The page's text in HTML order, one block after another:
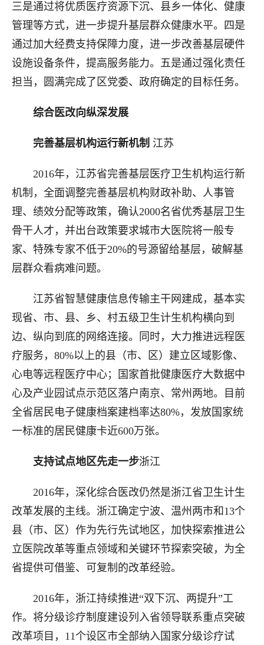
三是通过将优质医疗资源下沉、县乡一体化、健康
管理等方式，进一步提升基层群众健康水平。四是
通过加大经费支持保障力度，进一步改善基层硬件
设施设备条件，提高服务能力。五是通过强化责任
担当，圆满完成了区党委、政府确定的目标任务。
综合医改向纵深发展
完善基层机构运行新机制 江苏
2016年，江苏省完善基层医疗卫生机构运行新
机制，全面调整完善基层机构财政补助、人事管
理、绩效分配等政策，确认2000名省优秀基层卫生
骨干人才，并出台政策要求城市大医院将一般专
家、特殊专家不低于20%的号源留给基层，破解基
层群众看病难问题。
江苏省智慧健康信息传输主干网建成，基本实
现省、市、县、乡、村五级卫生计生机构横向到
边、纵向到底的网络连接。同时，大力推进远程医
疗服务，80%以上的县（市、区）建立区域影像、
心电等远程医疗中心；国家首批健康医疗大数据中
心及产业园试点示范区落户南京、常州两地。目前
全省居民电子健康档案建档率达80%，发放国家统
一标准的居民健康卡近600万张。
支持试点地区先走一步浙江
2016年，深化综合医改仍然是浙江省卫生计生
改革发展的主线。浙江确定宁波、温州两市和13个
县（市、区）作为先行先试地区，加快探索推进公
立医院改革等重点领域和关键环节探索突破，为全
省提供可借鉴、可复制的改革经验。
2016年，浙江持续推进“双下沉、两提升”工
作。将分级诊疗制度建设列入省领导联系重点突破
改革项目，11个设区市全部纳入国家分级诊疗试